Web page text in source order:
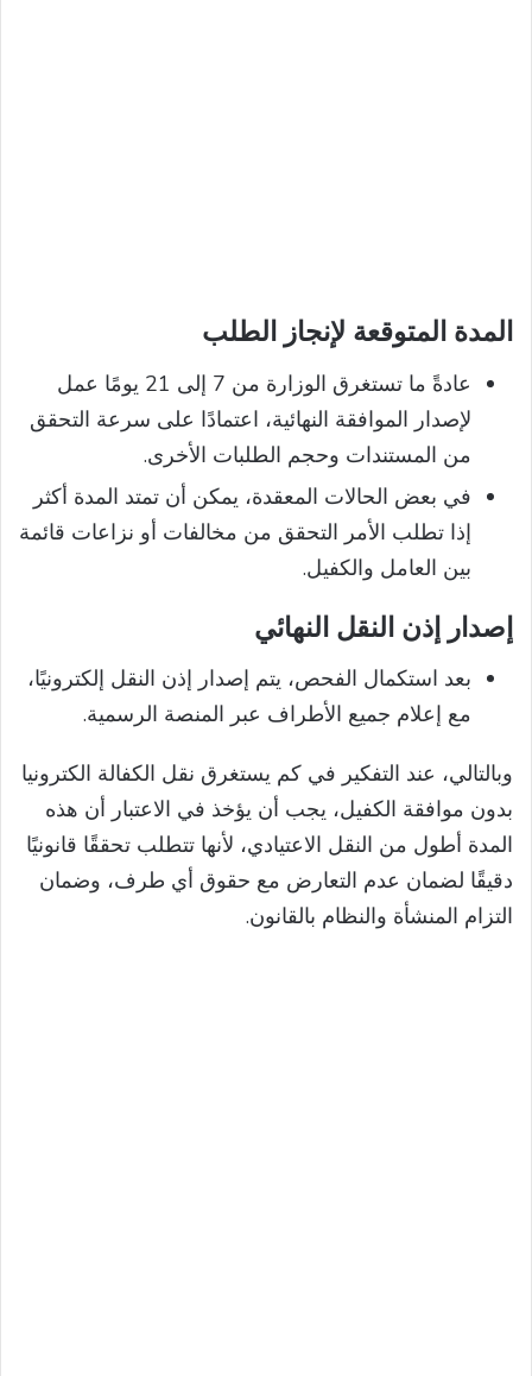
المدة المتوقعة لإنجاز الطلب
عادةً ما تستغرق الوزارة من 7 إلى 21 يومًا عمل
لإصدار الموافقة النهائية، اعتمادًا على سرعة التحقق
من المستندات وحجم الطلبات الأخرى.
في بعض الحالات المعقدة، يمكن أن تمتد المدة أكثر
إذا تطلب الأمر التحقق من مخالفات أو نزاعات قائمة
بين العامل والكفيل.
إصدار إذن النقل النهائي
بعد استكمال الفحص، يتم إصدار إذن النقل إلكترونيًا،
مع إعلام جميع الأطراف عبر المنصة الرسمية.
وبالتالي، عند التفكير في كم يستغرق نقل الكفالة الكترونيا
بدون موافقة الكفيل، يجب أن يؤخذ في الاعتبار أن هذه
المدة أطول من النقل الاعتيادي، لأنها تتطلب تحققًا قانونيًا
دقيقًا لضمان عدم التعارض مع حقوق أي طرف، وضمان
التزام المنشأة والنظام بالقانون.